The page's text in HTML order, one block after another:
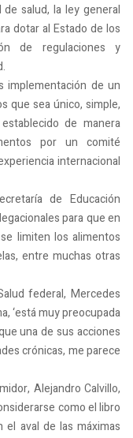
salud, la ley general
dotar al Estado de los
de regulaciones y
implementación de un
que sea único, simple,
de manera
por un comité
internacional
de Educación
para que en
limiten los alimentos
entre muchas otras
federal, Mercedes
‘está muy preocupada
una de sus acciones
crónicas, me parece
Alejandro Calvillo,
como el libro
aval de las máximas